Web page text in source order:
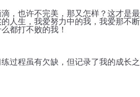
，也许不完美，那又怎样？这才是最
人生，我爱努力中的我，我爱那不断
都打不败的我！
过程虽有欠缺，但记录了我的成长之